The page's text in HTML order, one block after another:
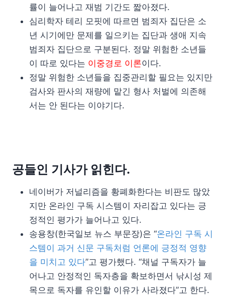
률이 늘어나고 재범 기간도 짧아졌다.
심리학자 테리 모핏에 따르면 범죄자 집단은 소
년 시기에만 문제를 일으키는 집단과 생애 지속
범죄자 집단으로 구분된다. 정말 위험한 소년들
이 따로 있다는 이중경로 이론이다.
정말 위험한 소년들을 집중관리할 필요는 있지만
검사와 판사의 재량에 맡긴 형사 처벌에 의존해
서는 안 된다는 이야기다.
공들인 기사가 읽힌다.
네이버가 저널리즘을 황폐화한다는 비판도 많았
지만 온라인 구독 시스템이 자리잡고 있다는 긍
정적인 평가가 늘어나고 있다.
송용창(한국일보 뉴스 부문장)은 “온라인 구독 시
스템이 과거 신문 구독처럼 언론에 긍정적 영향
을 미치고 있다”고 평가했다. “채널 구독자가 늘
어나고 안정적인 독자층을 확보하면서 낚시성 제
목으로 독자를 유인할 이유가 사라졌다”고 한다.